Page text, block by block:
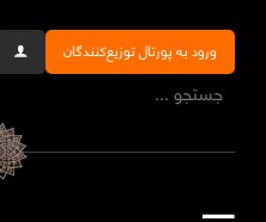
ورود به پورتال توزیع‌کنندگان